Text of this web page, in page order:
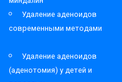
Удаление аденоидов
современными методами
Удаление аденоидов
(аденотомия) у детей и